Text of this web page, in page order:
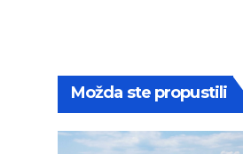
Možda ste propustili